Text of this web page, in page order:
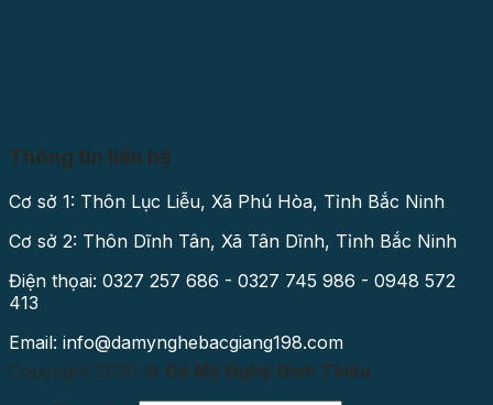
Thông tin liên hệ
Cơ sở 1: Thôn Lục Liễu, Xã Phú Hòa, Tỉnh Bắc Ninh
Cơ sở 2: Thôn Dĩnh Tân, Xã Tân Dĩnh, Tỉnh Bắc Ninh
Điện thọai: 0327 257 686 - 0327 745 986 - 0948 572
413
Email: info@damynghebacgiang198.com
Copyright 2026 © Đá Mỹ Nghệ Đình Thiều